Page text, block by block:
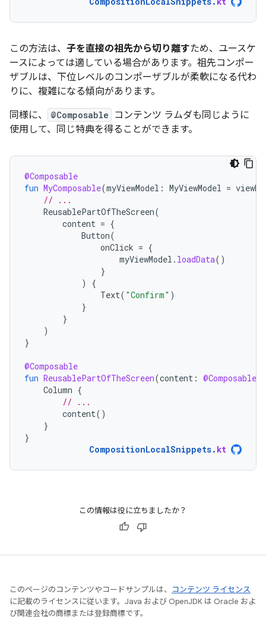
この方法は、 子を直接の祖先から切り離すため、ユースケ
ースによっては適している場合があります。祖先コンポー
ザブルは、下位レベルのコンポーザブルが柔軟になる代わ
りに、複雑になる傾向があります。
同様に、
@Composable
コンテンツ ラムダも同じように
使用して、同じ特典を得ることができます。
@Composable
fun MyComposable(myViewModel : MyViewModel =
// ...
ReusablePartOfTheScreen(
content = {
Button(
onClick = {
myViewModel . loadData()
}
)
{
Text( "Confirm" )
}
}
)
}
@Composable
fun ReusablePartOfTheScreen(content : @Composable
Column {
// ...
content()
}
}
CompositionLocalSnippets. kt
この情報は役に立ちましたか？
このページのコンテンツやコードサンプルは、
コンテンツ ライセンス
に記載のライセンスに従います。Java および OpenJDK は Oracle およ
び関連会社の商標または登録商標です。